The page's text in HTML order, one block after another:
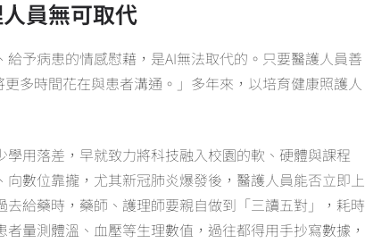
員無可取代
給予病患的情感慰藉，是AI無法取代的。只要醫護人員善
多時間花在與患者溝通。」多年來，以培育健康照護人
學用落差，早就致力將科技融入校園的軟、硬體與課程
數位靠攏，尤其新冠肺炎爆發後，醫護人員能否立即上
給藥時，藥師、護理師要親自做到「三讀五對」，耗時
量測體溫、血壓等生理數值，過往都得用手抄寫數據，